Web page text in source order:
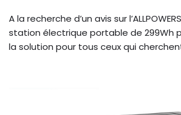
A la recherche d’un avis sur
station électrique portable de 299Wh
la solution pour tous ceux qui